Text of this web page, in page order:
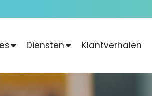
Diensten Klantverhalen